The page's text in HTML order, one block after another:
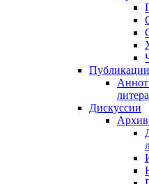
Публикации
Дискуссии
Архив